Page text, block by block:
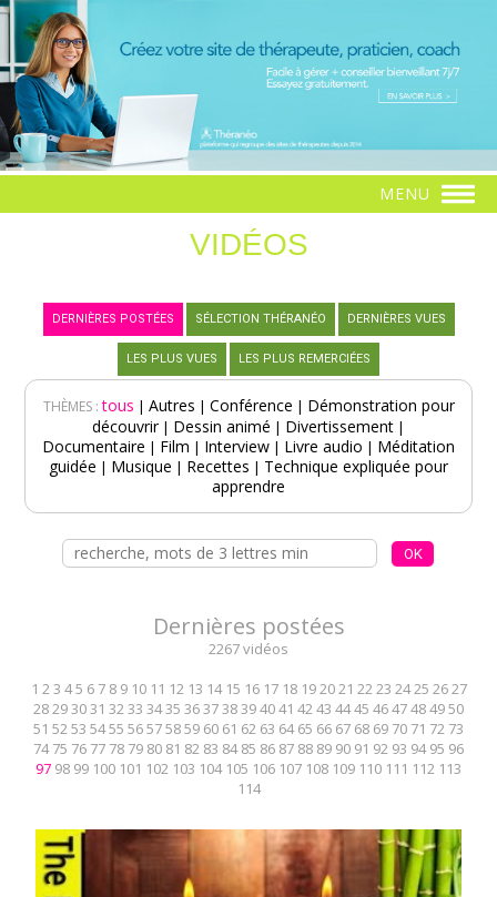
MENU
VIDÉOS
DERNIÈRES POSTÉES SÉLECTION THÉRANÉO DERNIÈRES VUES
LES PLUS VUES LES PLUS REMERCIÉES
THÈMES :tous | Autres | Conférence | Démonstration pour
découvrir| Dessin animé | Divertissement |
Documentaire | Film | Interview | Livre audio | Méditation
guidée | Musique | Recettes | Technique expliquée pour
apprendre
Dernières postées
2267 vidéos
1 23 45 6 7 8 9 10 11 12 13 14 15 16 17 18 192021 2223 2425 2627
28293031 3233 3435 363738394041 4243 4445 4647484950
51 5253 5455 56575859 60 61 62 63 64 65 66 67 68 69 70 71 72 73
74 75 76 77 78 79 80 81 82 83 84 85 86 87 88 89 90 91 92 93 94 95 96
97 98 99 100 101 102 103 104 105 106 107 108 109 110 111 112 113
114